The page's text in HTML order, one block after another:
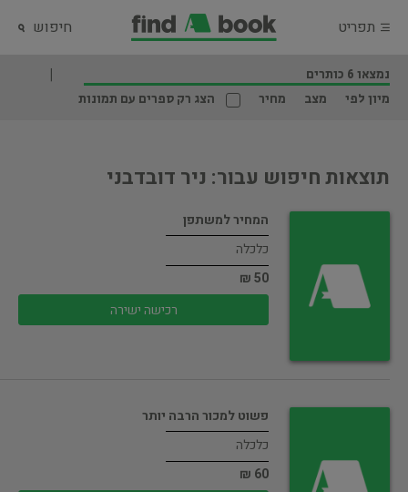
תפריט חיפוש
נמצאו 6 כותרים
מיון לפי
מצב מחיר הצג רק ספרים עם תמונות
תוצאות חיפוש עבור: ניר דובדבני
המחיר למשתפן
כלכלה
50 ₪
רכישה ישירה
פשוט למכור הרבה יותר
כלכלה
60 ₪